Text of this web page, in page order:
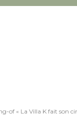
of « La Villa K fait son